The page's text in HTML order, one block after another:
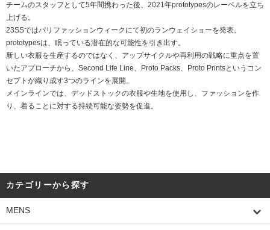
チームのスタッフとして5年間携わった後、2021年prototypesのレーベルを立ち
上げる。
23SSではパリファッションウィークにて初のランウェイショーを発表。
prototypesは、眠っている潜在的な可能性を引き出す。
新しい衣服を生産するのではなく、アップサイクルや再利用の戦略に重点を置
いたアプローチから、Second Life Line、Proto Packs、Proto Printsというコン
セプトが織り成す3つのラインを展開。
メインラインでは、デッドストックの衣服や生地を使用し、ファッションを作
り、着ることに対する持続可能な姿勢を促進。
カテゴリーから探す
MENS